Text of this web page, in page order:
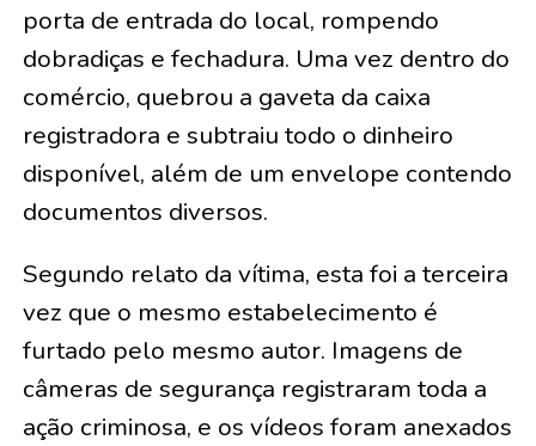
porta de entrada do local, rompendo
dobradiças e fechadura. Uma vez dentro do
comércio, quebrou a gaveta da caixa
registradora e subtraiu todo o dinheiro
disponível, além de um envelope contendo
documentos diversos.
Segundo relato da vítima, esta foi a terceira
vez que o mesmo estabelecimento é
furtado pelo mesmo autor. Imagens de
câmeras de segurança registraram toda a
ação criminosa, e os vídeos foram anexados